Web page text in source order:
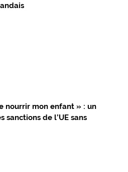
nourrir mon enfant » : un
sanctions de l’UE sans